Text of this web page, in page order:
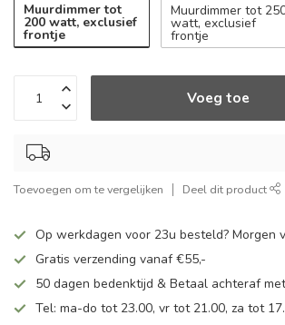
Muurdimmer tot
200 watt, exclusief
frontje
Muurdimmer tot
watt, exclusief
frontje
Voeg toe
Toevoegen om te vergelijken Deel dit product
Op werkdagen voor 23u besteld? Morgen
Gratis verzending vanaf €55,-
50 dagen bedenktijd & Betaal achteraf
Tel: ma-do tot 23.00, vr tot 21.00, za tot